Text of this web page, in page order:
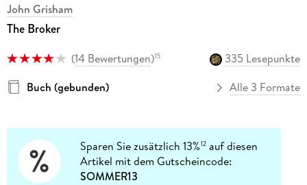
John Grisham
The Broker
(14 Bewertungen)15
335 Lesepunkte
Buch (gebunden)
Alle 3 Formate
Sparen Sie zusätzlich 13%12 auf diesen
Artikel mit dem Gutscheincode:
SOMMER13